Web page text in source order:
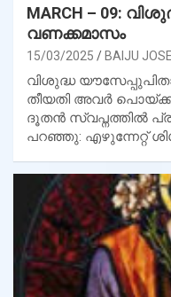
MARCH – 09:
വണക്കമാസം
15/03/2025 BAIJU
വിശുദ്ധ
തീയതി അവര്‍
ദൂതന്‍ സ്വപ്നത്തില്‍
പറഞ്ഞു: എഴുന്നേറ്റ്